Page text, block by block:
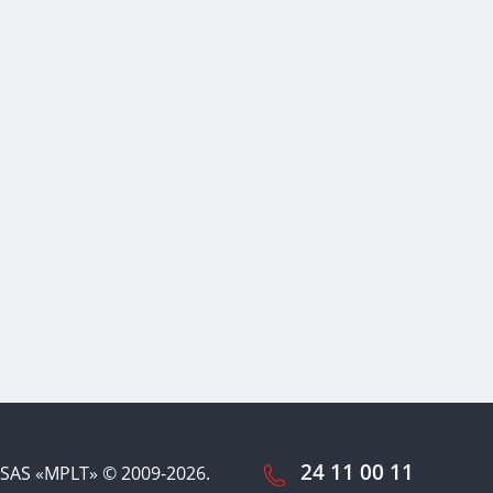
SAS «MPLT» © 2009-2026. 24 11 00 11